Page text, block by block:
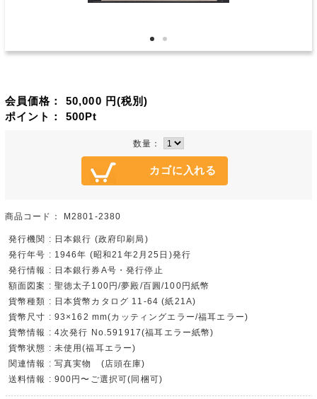
会員価格： 50,000 円(税別)
ポイント： 500Pt
数量：
商品コード： M2801-2380
発行機関 : 日本銀行 (政府印刷局)
発行年号 : 1946年 (昭和21年2月25日)発行
発行情報 : 日本銀行券A号・発行停止
額面図案 : 聖徳太子100円/夢殿/百圓/100円紙幣
貨幣種類 : 日本貨幣カタログ 11-64 (紙21A)
貨幣尺寸 : 93×162 mm(カッティングエラー/福耳エラー)
貨幣情報 : 4次発行 No.591917(福耳エラー紙幣)
貨幣状態 : 未使用(福耳エラー)
関連情報 : 写真実物 (店頭在庫)
送料情報 : 900円〜ご選択可(同梱可)